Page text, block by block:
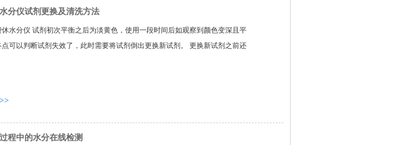
分仪试剂更换及清洗方法
水分仪 试剂初次平衡之后为淡黄色，使用一段时间后如观察到颜色变深且平
可以判断试剂失效了，此时需要将试剂倒出更换新试剂。 更换新试剂之前还
程中的水分在线检测